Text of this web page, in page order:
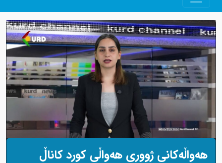
هەواڵەکانی ژووری هەواڵی کورد کاناڵ